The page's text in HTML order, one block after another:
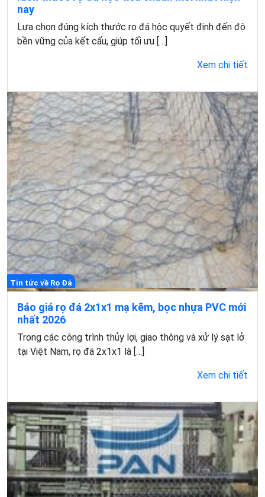
nay
Lựa chọn đúng kích thước rọ đá hộc quyết định đến độ
bền vững của kết cấu, giúp tối ưu […]
Xem chi tiết
Tin tức về Rọ Đá
Báo giá rọ đá 2x1x1 mạ kẽm, bọc nhựa PVC mới
nhất 2026
Trong các công trình thủy lợi, giao thông và xử lý sạt lở
tại Việt Nam, rọ đá 2x1x1 là […]
Xem chi tiết